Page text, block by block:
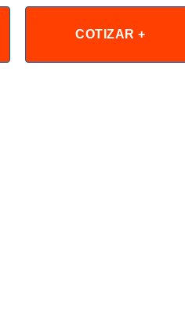
COTIZAR +